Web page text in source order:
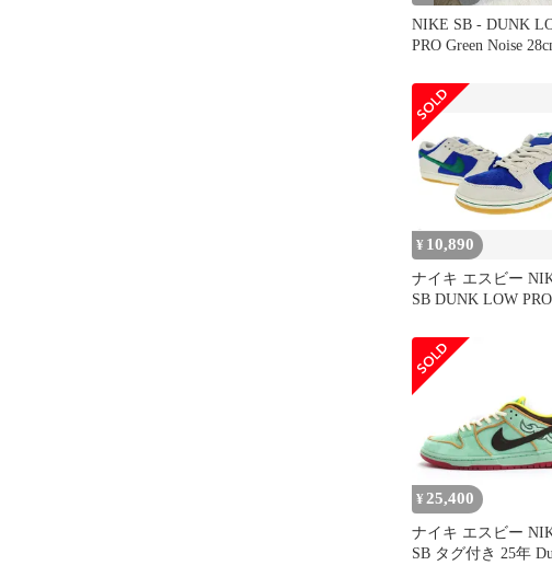
NIKE SB - DUNK
PRO Green Noise
¥ 10,890
ナイキ エスビー
SB DUNK LOW PRO
Royal ダンク ロー フ
トム マラカイト ハ
ー ロイヤル HF3704-
28.5 白 青 ホワイト
ー▲■251101
¥ 25,400
ナイキ エスビー
SB タグ付き 25年